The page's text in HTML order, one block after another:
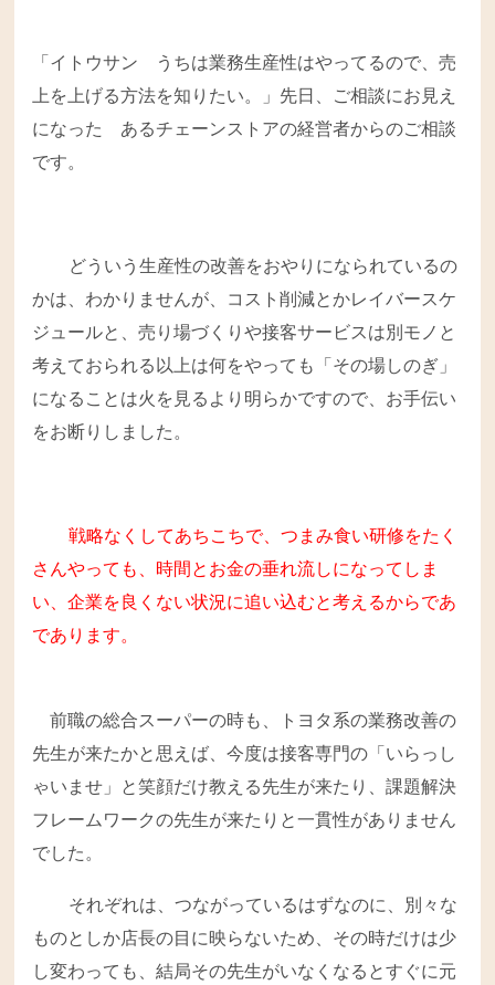
「イトウサン うちは業務生産性はやってるので、売
上を上げる方法を知りたい。」先日、ご相談にお見え
になった あるチェーンストアの経営者からのご相談
です。
どういう生産性の改善をおやりになられているの
かは、わかりませんが、コスト削減とかレイバースケ
ジュールと、売り場づくりや接客サービスは別モノと
考えておられる以上は何をやっても「その場しのぎ」
になることは火を見るより明らかですので、お手伝い
をお断りしました。
戦略なくしてあちこちで、つまみ食い研修をたく
さんやっても、時間とお金の垂れ流しになってしま
い、企業を良くない状況に追い込むと考えるからであ
であります。
前職の総合スーパーの時も、トヨタ系の業務改善の
先生が来たかと思えば、今度は接客専門の「いらっし
ゃいませ」と笑顔だけ教える先生が来たり、課題解決
フレームワークの先生が来たりと一貫性がありません
でした。
それぞれは、つながっているはずなのに、別々な
ものとしか店長の目に映らないため、その時だけは少
し変わっても、結局その先生がいなくなるとすぐに元